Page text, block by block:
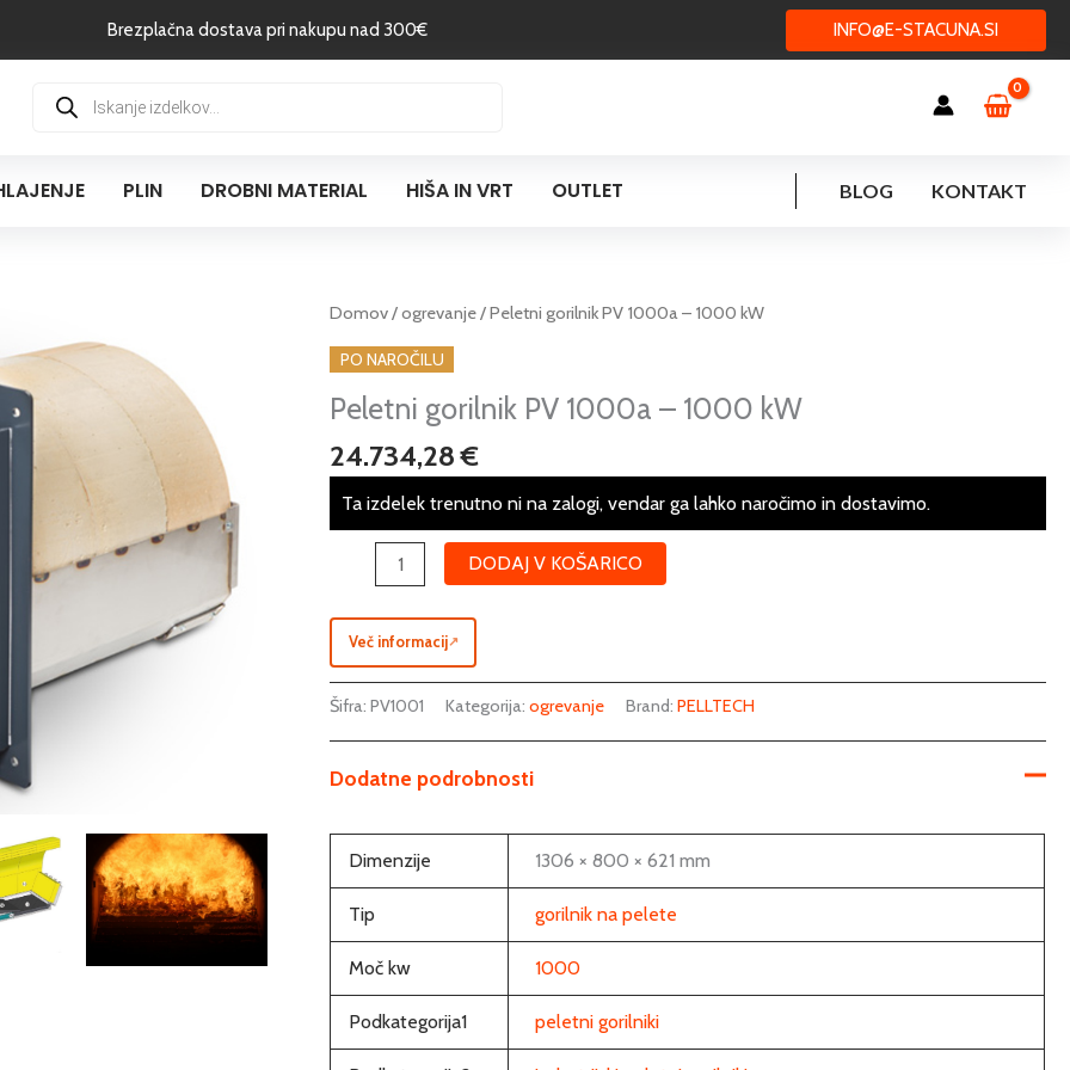
Brezplačna dostava pri nakupu nad 300€ INFO@E-STACUNA.SI
search
PLIN DROBNI MATERIAL HIŠA IN VRT OUTLET BLOG KONTAKT
Domov/ogrevanje/ Peletni gorilnik PV 1000a – 1000 kW
PO NAROČILU
Peletni gorilnik PV 1000a – 1000 kW
24.734,28€
Ta izdelek trenutno ni na zalogi, vendar ga lahko naročimo in dostavimo.
Peletni
gorilnik
PV
1000a
1000
kW
DODAJ V KOŠARICO
Več informacij↗
Šifra:PV1001 Kategorija:ogrevanje Brand:PELLTECH
Dodatne podrobnosti
Dimenzije 1306 × 800 × 621 mm
Tip gorilnik na pelete
Moč kw 1000
Podkategorija1 peletni gorilniki